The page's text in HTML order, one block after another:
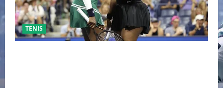
TENIS